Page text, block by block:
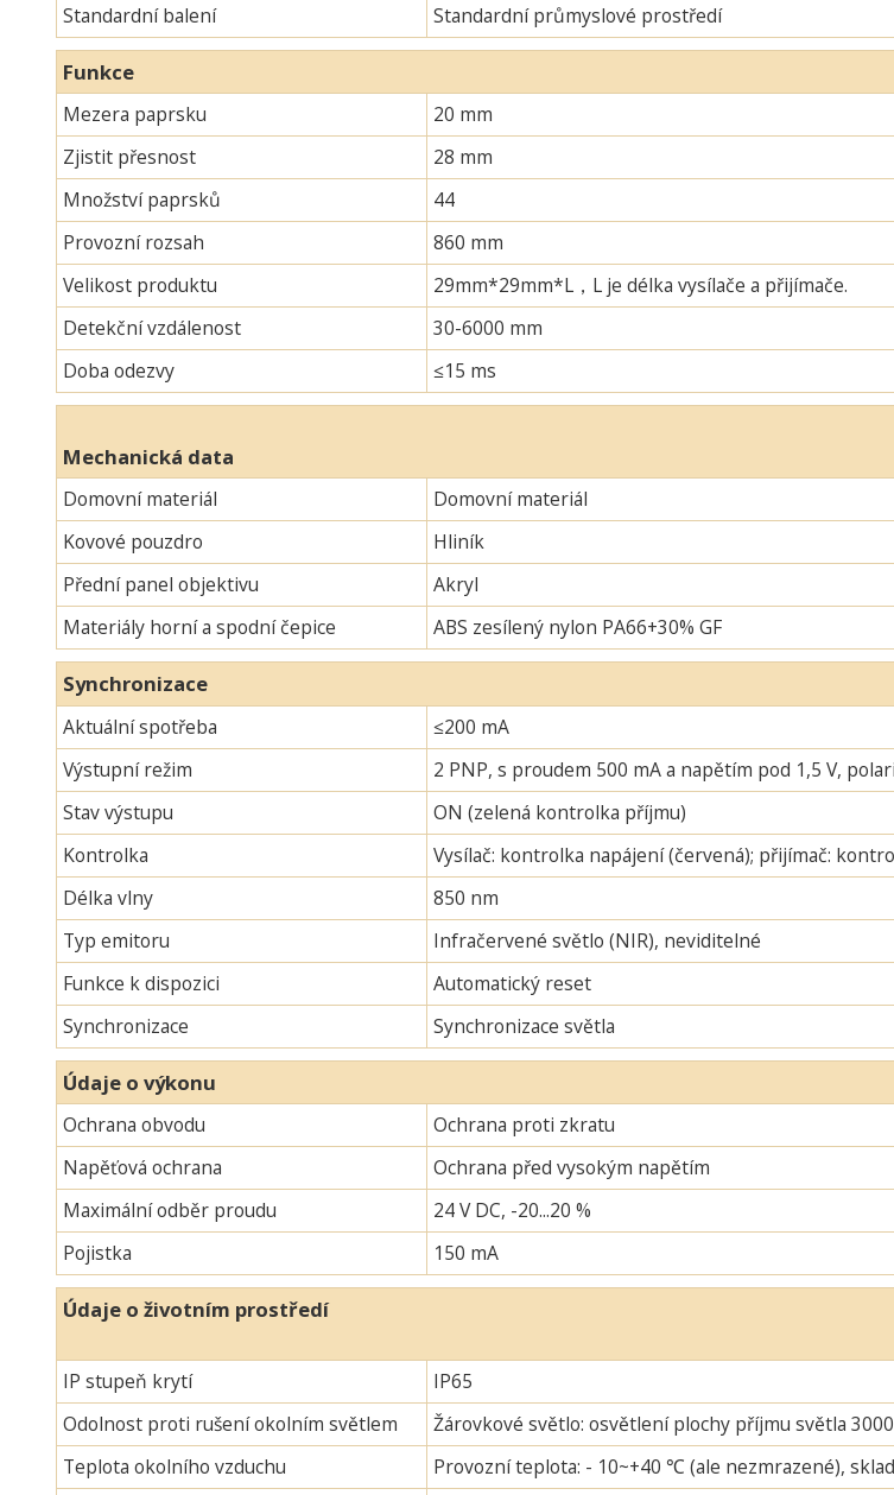
Standardní balení
Standardní průmyslové prostředí
Funkce
Mezera paprsku
20 mm
Zjistit přesnost
28 mm
Množství paprsků
44
Provozní rozsah
860 mm
Velikost produktu
29mm*29mm*L，L je délka vysílače a přijímače.
Detekční vzdálenost
30-6000 mm
Doba odezvy
≤15 ms
Mechanická data
Domovní materiál
Domovní materiál
Kovové pouzdro
Hliník
Přední panel objektivu
Akryl
Materiály horní a spodní čepice
ABS zesílený nylon PA66+30% GF
Synchronizace
Aktuální spotřeba
≤200 mA
Výstupní režim
2 PNP, s proudem 500 mA a napětím pod 1,5 V,
Stav výstupu
ON (zelená kontrolka příjmu)
Kontrolka
Vysílač: kontrolka napájení (červená); přijímač:
Délka vlny
850 nm
Typ emitoru
Infračervené světlo (NIR), neviditelné
Funkce k dispozici
Automatický reset
Synchronizace
Synchronizace světla
Údaje o výkonu
Ochrana obvodu
Ochrana proti zkratu
Napěťová ochrana
Ochrana před vysokým napětím
Maximální odběr proudu
24 V DC, -20...20 %
Pojistka
150 mA
Údaje o životním prostředí
IP stupeň krytí
IP65
Odolnost proti rušení okolním světlem
Žárovkové světlo: osvětlení plochy příjmu světla
Teplota okolního vzduchu
Provozní teplota: - 10~+40 ℃ (ale nezmrazené),